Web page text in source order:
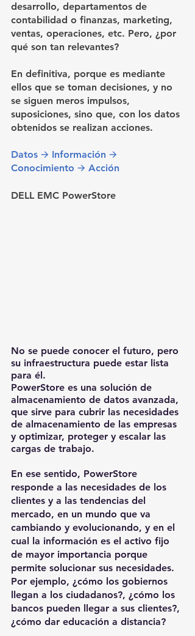
desarrollo, departamentos de
contabilidad o finanzas, marketing,
ventas, operaciones, etc. Pero, ¿por
qué son tan relevantes?
En definitiva, porque es mediante
ellos que se toman decisiones, y no
se siguen meros impulsos,
suposiciones, sino que, con los datos
obtenidos se realizan acciones.
Datos 🡪 Información 🡪
Conocimiento 🡪 Acción
DELL EMC PowerStore
No se puede conocer el futuro, pero
su infraestructura puede estar lista
para él.
PowerStore es una solución de
almacenamiento de datos avanzada,
que sirve para cubrir las necesidades
de almacenamiento de las empresas
y optimizar, proteger y escalar las
cargas de trabajo.
En ese sentido, PowerStore
responde a las necesidades de los
clientes y a las tendencias del
mercado, en un mundo que va
cambiando y evolucionando, y en el
cual la información es el activo fijo
de mayor importancia porque
permite solucionar sus necesidades.
Por ejemplo, ¿cómo los gobiernos
llegan a los ciudadanos?, ¿cómo los
bancos pueden llegar a sus clientes?,
¿cómo dar educación a distancia?